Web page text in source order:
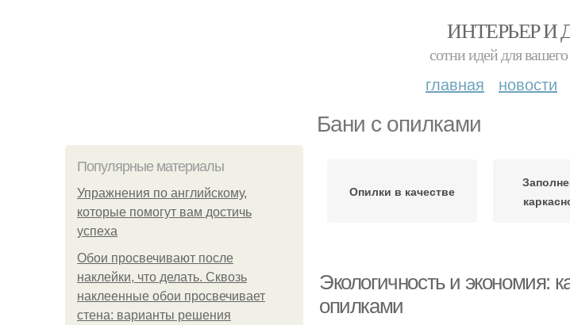
ИНТЕРЬЕР И
сотни идей для
главная новости
Бани с опилками
Популярные материалы
Упражнения по английскому,
которые помогут вам достичь
успеха
Обои просвечивают после
наклейки, что делать. Сквозь
наклеенные обои просвечивает
стена: варианты решения
Опилки в качестве
Экологичность и экономия:
опилками